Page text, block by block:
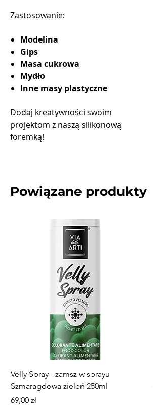
Zastosowanie:
Modelina
Gips
Masa cukrowa
Mydło
Inne masy plastyczne
Dodaj kreatywności swoim
projektom z naszą silikonową
foremką!
Powiązane produkty
Velly Spray - zamsz w sprayu
Szmaragdowa zieleń 250ml
Cena
69,00 zł